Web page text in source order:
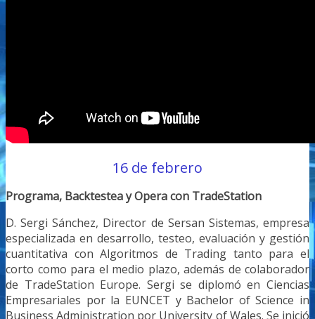
16 de febrero
Programa, Backtestea y Opera con TradeStation
D. Sergi Sánchez, Director de Sersan Sistemas, empresa
especializada en desarrollo, testeo, evaluación y gestión
cuantitativa con Algoritmos de Trading tanto para el
corto como para el medio plazo, además de colaborador
de TradeStation Europe. Sergi se diplomó en Ciencias
Empresariales por la EUNCET y Bachelor of Science in
Business Administration por University of Wales. Se inició